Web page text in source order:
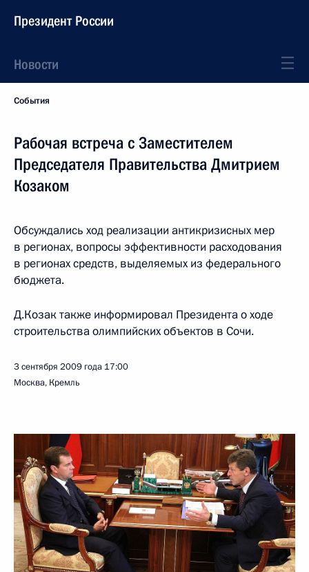
Президент России
Новости
События
Рабочая встреча с Заместителем
Председателя Правительства Дмитрием
Козаком
Обсуждались ход реализации антикризисных мер
в регионах, вопросы эффективности расходования
в регионах средств, выделяемых из федерального
бюджета.
Д.Козак также информировал Президента о ходе
строительства олимпийских объектов в Сочи.
3 сентября 2009 года 17:00
Москва, Кремль